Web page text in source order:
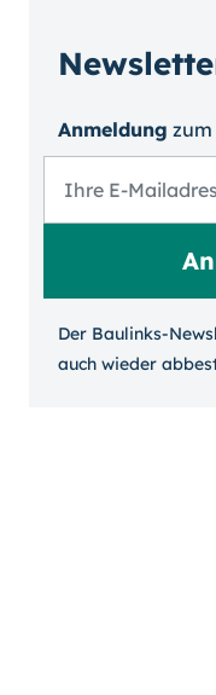
Anmeldung
Der Baulinks-
auch wieder